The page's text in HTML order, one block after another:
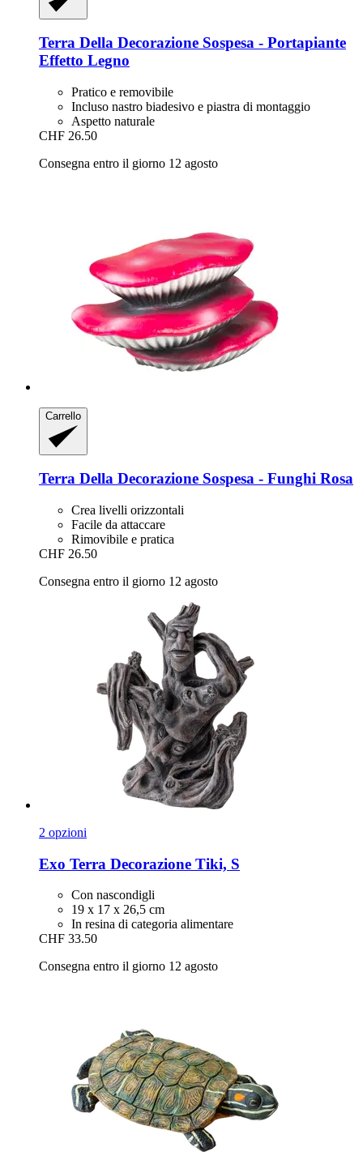
Terra Della Decorazione Sospesa -​ Portapiante
Effetto Legno
Pratico e removibile
Incluso nastro biadesivo e piastra di montaggio
Aspetto naturale
CHF 26.50
Consegna entro il giorno 12 agosto
Carrello
Terra Della Decorazione Sospesa -​ Funghi Rosa
Crea livelli orizzontali
Facile da attaccare
Rimovibile e pratica
CHF 26.50
Consegna entro il giorno 12 agosto
2 opzioni
Exo Terra Decorazione Tiki, S
Con nascondigli
19 x 17 x 26,5 cm
In resina di categoria alimentare
CHF 33.50
Consegna entro il giorno 12 agosto